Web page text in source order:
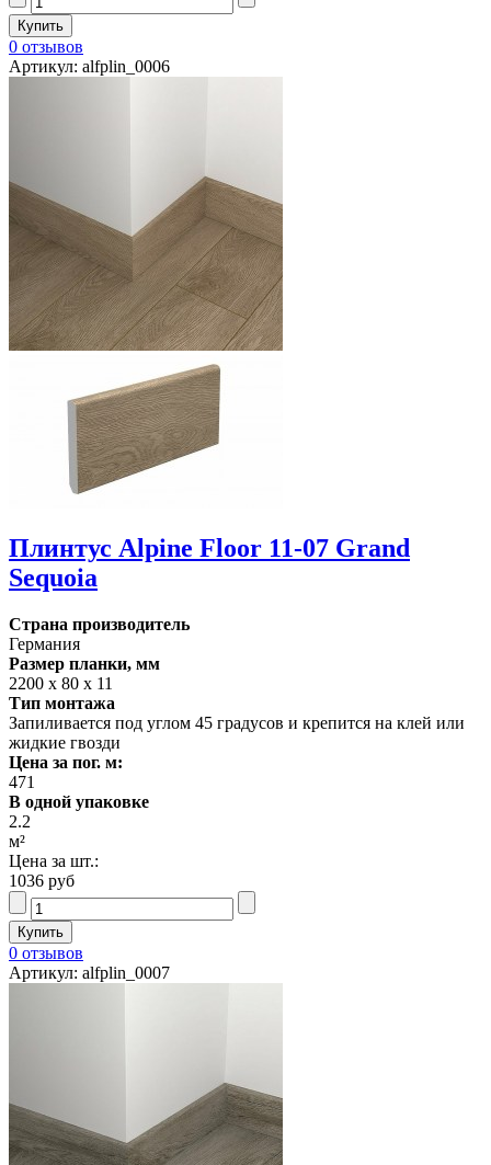
0 отзывов
Артикул: alfplin_0006
Плинтус Alpine Floor 11-07 Grand
Sequoia
Страна производитель
Германия
Размер планки, мм
2200 х 80 х 11
Тип монтажа
Запиливается под углом 45 градусов и крепится на клей или
жидкие гвозди
Цена за пог. м:
471
В одной упаковке
2.2
м²
Цена за шт.:
1036 руб
0 отзывов
Артикул: alfplin_0007